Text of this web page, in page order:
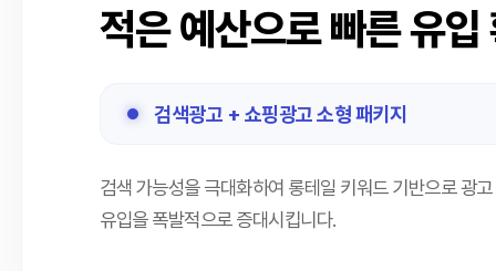
적은 예산으로 빠른 유입
검색광고 + 쇼핑광고 소형 패키지
검색 가능성을 극대화하여 롱테일 키워드 기반으로 광
유입을 폭발적으로 증대시킵니다.